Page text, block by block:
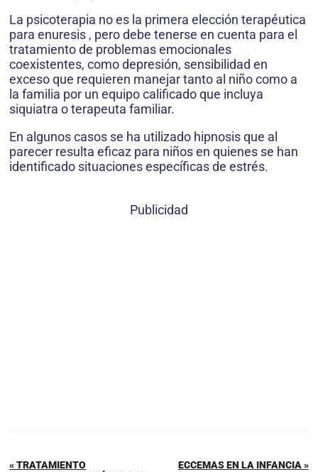
La psicoterapia no es la primera elección terapéutica
para enuresis , pero debe tenerse en cuenta para el
tratamiento de problemas emocionales
coexistentes, como depresión, sensibilidad en
exceso que requieren manejar tanto al niño como a
la familia por un equipo calificado que incluya
siquiatra o terapeuta familiar.
En algunos casos se ha utilizado hipnosis que al
parecer resulta eficaz para niños en quienes se han
identificado situaciones específicas de estrés.
Publicidad
« TRATAMIENTO
ECCEMAS EN LA INFANCIA »